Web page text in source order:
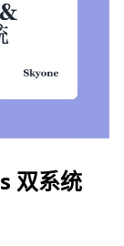
双系统